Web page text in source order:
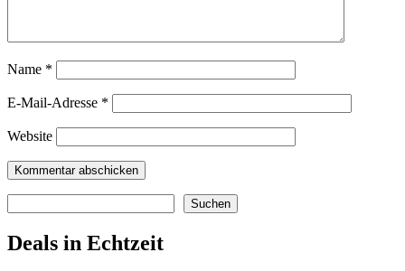
Name *
E-Mail-Adresse *
Website
Suchen
Deals in Echtzeit